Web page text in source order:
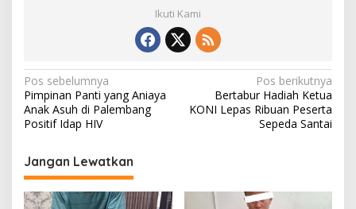
Ikuti Kami
N
a
v
i
g
a
Pos sebelumnya
Pimpinan Panti yang Aniaya
Anak Asuh di Palembang
Positif Idap HIV
Pos berikutnya
Bertabur Hadiah Ketua
KONI Lepas Ribuan Peserta
Sepeda Santai
Jangan Lewatkan